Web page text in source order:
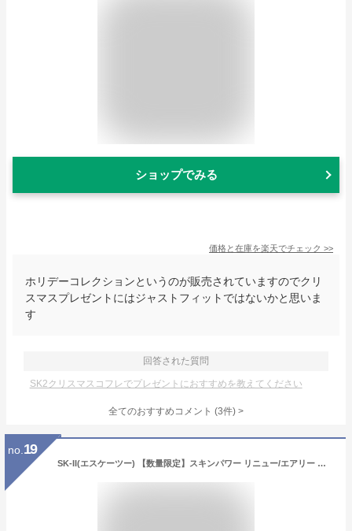
ショップでみる
価格と在庫を楽天でチェック >>
ホリデーコレクションというのが販売されていますのでクリ
スマスプレゼントにはジャストフィットではないかと思いま
す
回答された質問
SK2クリスマスコフレでプレゼントにおすすめを教えてください
全てのおすすめコメント (3件) >
no. 19
SK-II(エスケーツー) 【数量限定】スキンパワー リニュー/エアリー クリーム トライアルキット 2025 ホリデーコレクション 2025年11月20日より順次発送